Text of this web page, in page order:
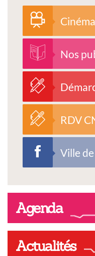
Cinéma
Nos
RDV
Ville
Agenda
Actualités